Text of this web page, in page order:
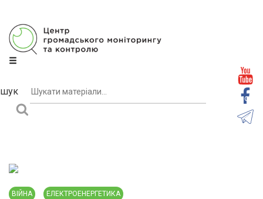
ВІЙНА ЕЛЕКТРОЕНЕРГЕТИКА